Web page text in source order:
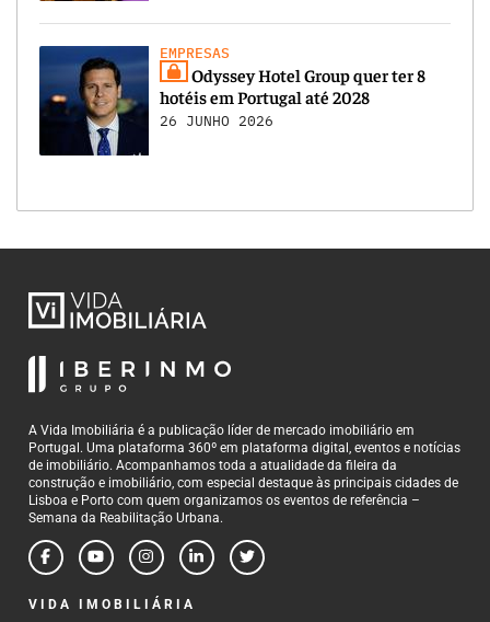
EMPRESAS
Odyssey Hotel Group quer ter 8
hotéis em Portugal até 2028
26 JUNHO 2026
A Vida Imobiliária é a publicação líder de mercado imobiliário em
Portugal. Uma plataforma 360º em plataforma digital, eventos e notícias
de imobiliário. Acompanhamos toda a atualidade da fileira da
construção e imobiliário, com especial destaque às principais cidades de
Lisboa e Porto com quem organizamos os eventos de referência –
Semana da Reabilitação Urbana.
VIDA IMOBILIÁRIA